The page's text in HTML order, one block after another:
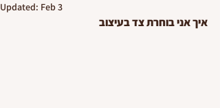
Updated: Feb 3
איך אני בוחרת צד בעיצוב